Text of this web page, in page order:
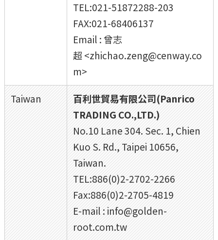
TEL:021-51872288-203
FAX:021-68406137
Email : 曾志
超 <zhichao.zeng@cenway.co
m>
Taiwan
百利世貿易有限公司(Panrico
TRADING CO.,LTD.)
No.10 Lane 304. Sec. 1, Chien
Kuo S. Rd., Taipei 10656,
Taiwan.
TEL:886(0)2-2702-2266
Fax:886(0)2-2705-4819
E-mail : info@golden-
root.com.tw